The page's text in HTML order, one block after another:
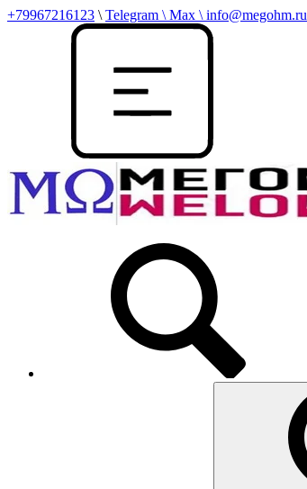
+79967216123 \ Telegram \ Max \ info@megohm.ru